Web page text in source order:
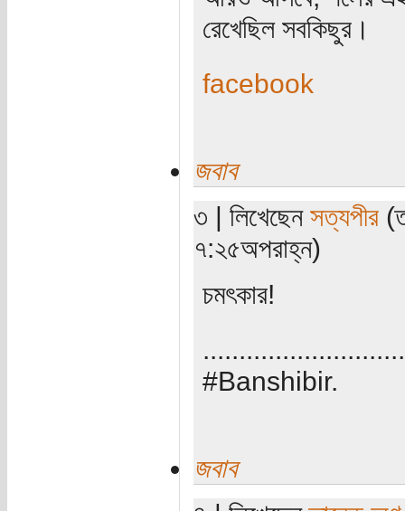
রেখেছিল সবকিছুর।
facebook
জবাব
৩ | লিখেছেন সত্যপীর
৭:২৫অপরাহ্ন)
চমৎকার!
#Banshibir.
জবাব